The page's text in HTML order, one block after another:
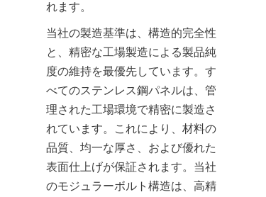
れます。
当社の製造基準は、構造的完全性
と、精密な工場製造による製品純
度の維持を最優先しています。す
べてのステンレス鋼パネルは、管
理された工場環境で精密に製造さ
れています。これにより、材料の
品質、均一な厚さ、および優れた
表面仕上げが保証されます。当社
のモジュラーボルト構造は、高精